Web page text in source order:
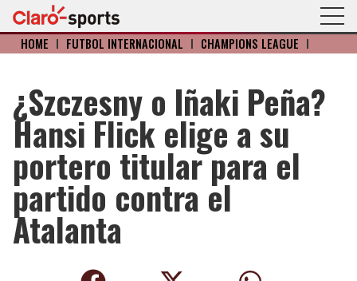
HOME I FÚTBOL INTERNACIONAL I CHAMPIONS LEAGUE I
¿Szczesny o Iñaki Peña?
Hansi Flick elige a su
portero titular para el
partido contra el
Atalanta